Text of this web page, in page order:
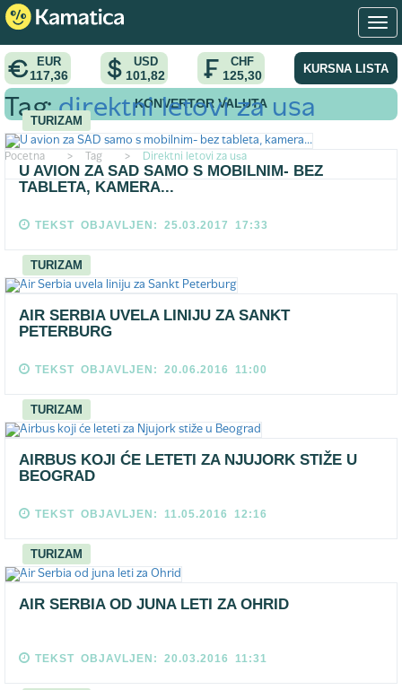
EUR
117,36
USD
101,82
CHF
125,30 KURSNA LISTA
KONVERTOR VALUTA
Pocetna > Tag > Direktni letovi za usa
Tag:direktni letovi za usa
TURIZAM
U AVION ZA SAD SAMO S MOBILNIM- BEZ
TABLETA, KAMERA...
TEKST OBJAVLJEN: 25.03.2017 17:33
TURIZAM
AIR SERBIA UVELA LINIJU ZA SANKT
PETERBURG
TEKST OBJAVLJEN: 20.06.2016 11:00
TURIZAM
AIRBUS KOJI ĆE LETETI ZA NJUJORK STIŽE U
BEOGRAD
TEKST OBJAVLJEN: 11.05.2016 12:16
TURIZAM
AIR SERBIA OD JUNA LETI ZA OHRID
TEKST OBJAVLJEN: 20.03.2016 11:31